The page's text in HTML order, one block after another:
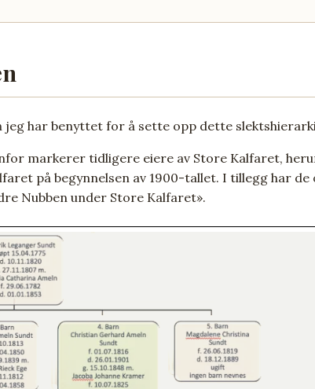
jeg har benyttet for å sette opp dette
markerer tidligere eiere av Store Kalfaret,
på begynnelsen av 1900-tallet. I tillegg har
Nubben under Store Kalfaret».